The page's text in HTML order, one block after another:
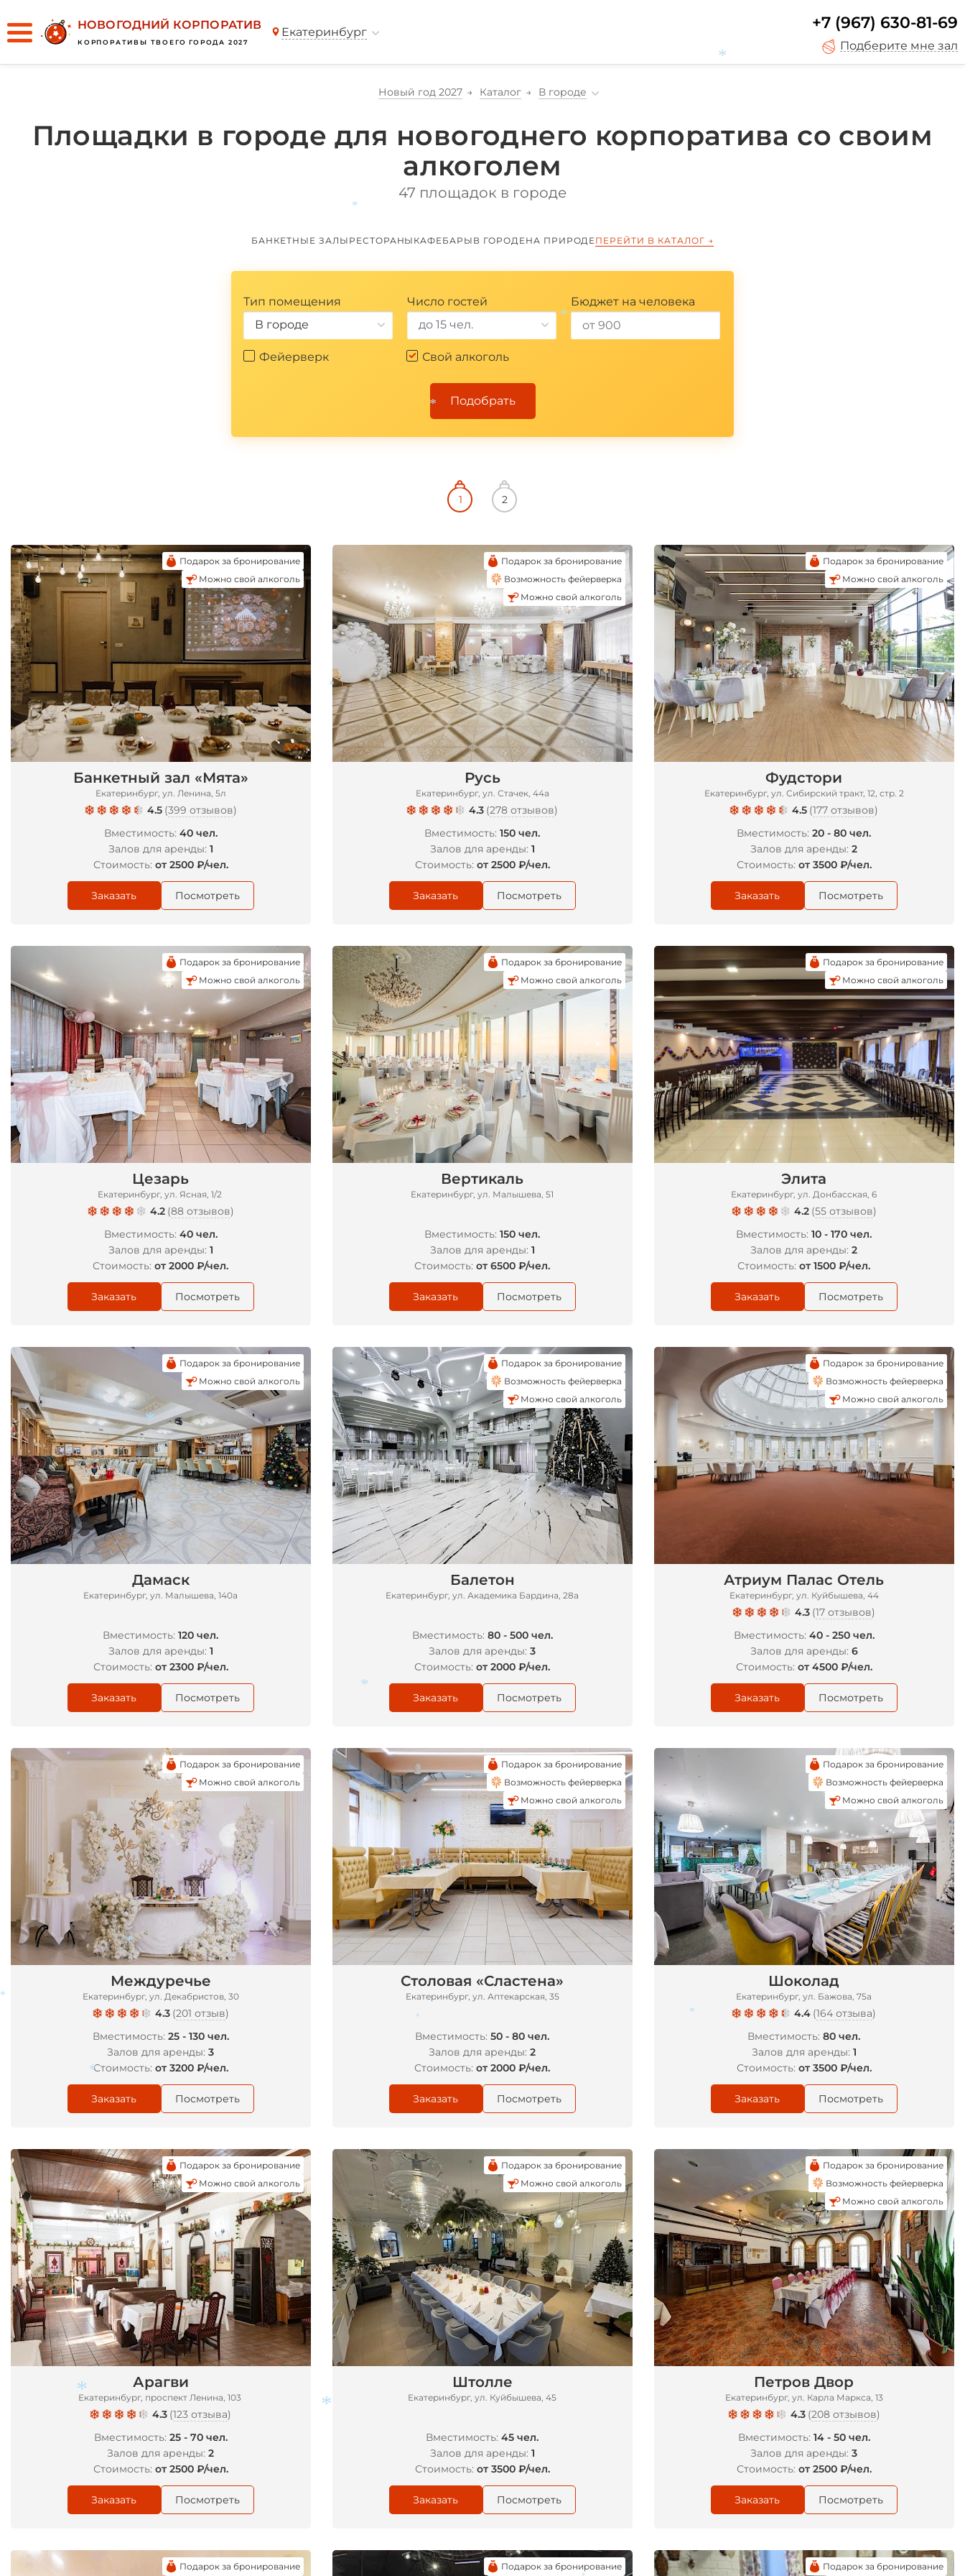
НОВОГОДНИЙ КОРПОРАТИВ
КОРПОРАТИВЫ ТВОЕГО ГОРОДА 2027
Екатеринбург +7 (967) 630-81-69
Подберите мне зал
Новый год 2027 Каталог В городе
Площадки в городе для новогоднего корпоратива со своим
алкоголем
47 площадок в городе
БАНКЕТНЫЕ ЗАЛЫ РЕСТОРАНЫ КАФЕБАРЫ В ГОРОДЕНА ПРИРОДЕПЕРЕЙТИ В КАТАЛОГ →
Тип помещения
В городе
Число гостей
до 15 чел.
Бюджет на человека
Фейерверк Свой алкоголь
Подобрать
Банкетный зал «Мята»
Екатеринбург, ул. Ленина, 5л
4.5 (399 отзывов)
Вместимость: 40 чел.
Залов для аренды: 1
Стоимость: от 2500 ₽/чел.
Подарок за бронирование
Можно свой алкоголь
Заказать Посмотреть
Русь
Екатеринбург, ул. ​Стачек, 44а
4.3 (278 отзывов)
Вместимость:150 чел.
Залов для аренды: 1
Стоимость: от 2500 ₽/чел.
Подарок за бронирование
Возможность фейерверка
Можно свой алкоголь
Заказать Посмотреть
Фудстори
Екатеринбург, ул. Сибирский тракт, 12, стр. 2
4.5 (177 отзывов)
Вместимость:20 - 80 чел.
Залов для аренды:2
Стоимость: от 3500 ₽/чел.
Подарок за бронирование
Можно свой алкоголь
Заказать Посмотреть
Цезарь
Екатеринбург, ул. Ясная, 1/2
4.2 (88 отзывов)
Вместимость: 40 чел.
Залов для аренды: 1
Стоимость:от 2000 ₽/чел.
Подарок за бронирование
Можно свой алкоголь
Заказать Посмотреть
Вертикаль
Екатеринбург, ул. Малышева, 51
Вместимость:150 чел.
Залов для аренды: 1
Стоимость:от 6500 ₽/чел.
Подарок за бронирование
Можно свой алкоголь
Заказать Посмотреть
Элита
Екатеринбург, ул. Донбасская, 6
4.2 (55 отзывов)
Вместимость:10 - 170 чел.
Залов для аренды:2
Стоимость:от 1500 ₽/чел.
Подарок за бронирование
Можно свой алкоголь
Заказать Посмотреть
Дамаск
Екатеринбург, ул. Малышева, 140а
Вместимость:120 чел.
Залов для аренды: 1
Стоимость: от 2300 ₽/чел.
Подарок за бронирование
Можно свой алкоголь
Заказать Посмотреть
Балетон
Екатеринбург, ул. Академика Бардина, 28а
Вместимость: 80 - 500 чел.
Залов для аренды:3
Стоимость:от 2000 ₽/чел.
Подарок за бронирование
Возможность фейерверка
Можно свой алкоголь
Заказать Посмотреть
Атриум Палас Отель
Екатеринбург, ул. Куйбышева, 44
4.3 (17 отзывов)
Вместимость: 40 - 250 чел.
Залов для аренды: 6
Стоимость: от 4500 ₽/чел.
Подарок за бронирование
Возможность фейерверка
Можно свой алкоголь
Заказать Посмотреть
Междуречье
Екатеринбург, ​ул. Декабристов, 30
4.3 (201 отзыв)
Вместимость: 25 - 130 чел.
Залов для аренды:3
Стоимость: от 3200 ₽/чел.
Подарок за бронирование
Можно свой алкоголь
Заказать Посмотреть
Столовая «Сластена»
Екатеринбург, ул. Аптекарская, 35
Вместимость:50 - 80 чел.
Залов для аренды:2
Стоимость:от 2000 ₽/чел.
Подарок за бронирование
Возможность фейерверка
Можно свой алкоголь
Заказать Посмотреть
Шоколад
Екатеринбург, ул. Бажова, 75а
4.4 (164 отзыва)
Вместимость:80 чел.
Залов для аренды: 1
Стоимость: от 3500 ₽/чел.
Подарок за бронирование
Возможность фейерверка
Можно свой алкоголь
Заказать Посмотреть
Арагви
Екатеринбург, проспект Ленина, 103
4.3 (123 отзыва)
Вместимость: 25 - 70 чел.
Залов для аренды:2
Стоимость: от 2500 ₽/чел.
Подарок за бронирование
Можно свой алкоголь
Заказать Посмотреть
Штолле
Екатеринбург, ул. Куйбышева, 45
Вместимость:45 чел.
Залов для аренды: 1
Стоимость: от 3500 ₽/чел.
Подарок за бронирование
Можно свой алкоголь
Заказать Посмотреть
Петров Двор
Екатеринбург, ул. Карла Маркса, 13
4.3 (208 отзывов)
Вместимость: 14 - 50 чел.
Залов для аренды:3
Стоимость: от 2500 ₽/чел.
Подарок за бронирование
Возможность фейерверка
Можно свой алкоголь
Заказать Посмотреть
Подарок за бронирование Подарок за бронирование Подарок за бронирование
*
*
*
*
*
*
*